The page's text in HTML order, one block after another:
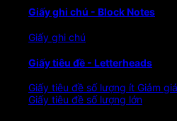
Giấy ghi chú - Block Notes
Giấy ghi chú
Giấy tiêu đề - Letterheads
Giấy tiêu đề số lượng ít
Giấy tiêu đề số lượng lớn